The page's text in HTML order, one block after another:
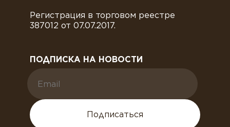
Регистрация в торговом реестре
387012 от 07.07.2017.
ПОДПИСКА НА НОВОСТИ
Подписаться